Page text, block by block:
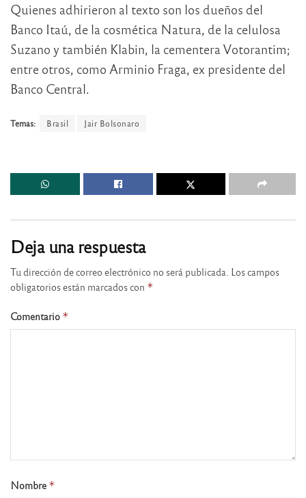
Quienes adhirieron al texto son los dueños del
Banco Itaú, de la cosmética Natura, de la celulosa
Suzano y también Klabin, la cementera Votorantim;
entre otros, como Arminio Fraga, ex presidente del
Banco Central.
Temas: Brasil Jair Bolsonaro
Deja una respuesta
Tu dirección de correo electrónico no será publicada. Los campos
obligatorios están marcados con *
Comentario *
Nombre *